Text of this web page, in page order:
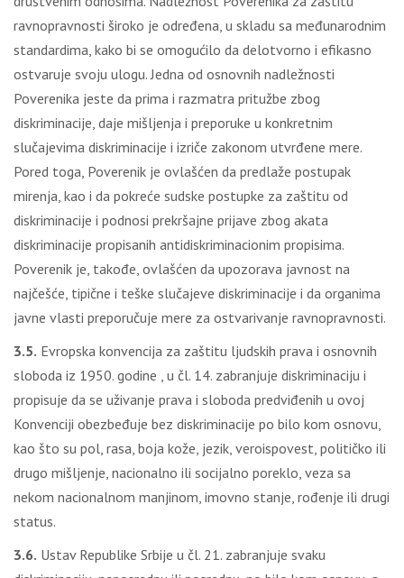
ravnopravnosti široko je određena, u skladu sa međunarodnim
standardima, kako bi se omogućilo da delotvorno i efikasno
ostvaruje svoju ulogu. Jedna od osnovnih nadležnosti
Poverenika jeste da prima i razmatra pritužbe zbog
diskriminacije, daje mišljenja i preporuke u konkretnim
slučajevima diskriminacije i izriče zakonom utvrđene mere.
Pored toga, Poverenik je ovlašćen da predlaže postupak
mirenja, kao i da pokreće sudske postupke za zaštitu od
diskriminacije i podnosi prekršajne prijave zbog akata
diskriminacije propisanih antidiskriminacionim propisima.
Poverenik je, takođe, ovlašćen da upozorava javnost na
najčešće, tipične i teške slučajeve diskriminacije i da organima
javne vlasti preporučuje mere za ostvarivanje ravnopravnosti.
3.5. Evropska konvencija za zaštitu ljudskih prava i osnovnih
sloboda iz 1950. godine , u čl. 14. zabranjuje diskriminaciju i
propisuje da se uživanje prava i sloboda predviđenih u ovoj
Konvenciji obezbeđuje bez diskriminacije po bilo kom osnovu,
kao što su pol, rasa, boja kože, jezik, veroispovest, političko ili
drugo mišljenje, nacionalno ili socijalno poreklo, veza sa
nekom nacionalnom manjinom, imovno stanje, rođenje ili drugi
status.
3.6. Ustav Republike Srbije u čl. 21. zabranjuje svaku